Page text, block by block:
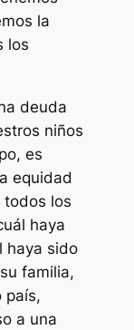
la
los
deuda
niños
es
equidad
todos los
haya
haya sido
familia,
país,
a una